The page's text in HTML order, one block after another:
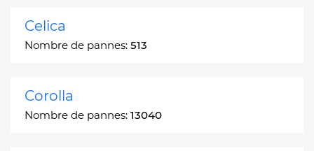
Celica
Nombre de pannes: 513
Corolla
Nombre de pannes: 13040